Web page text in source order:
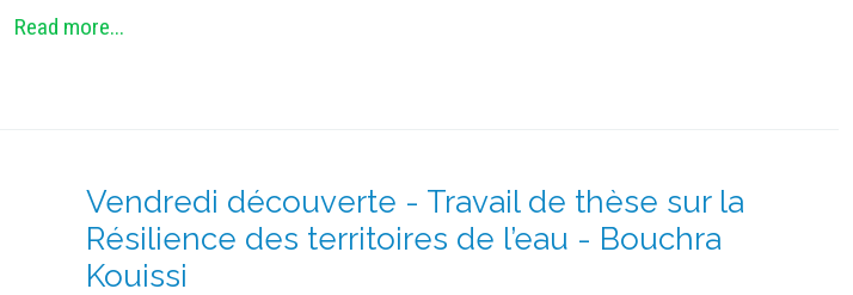
Read more...
Vendredi découverte - Travail de thèse sur la
Résilience des territoires de l’eau - Bouchra
Kouissi